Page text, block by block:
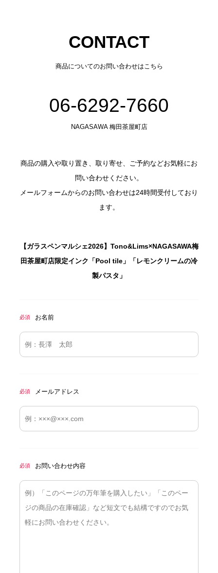
CONTACT
商品についてのお問い合わせはこちら
06-6292-7660
NAGASAWA 梅田茶屋町店
商品の購入や取り置き、取り寄せ、ご予約などお気軽にお
問い合わせください。
メールフォームからのお問い合わせは24時間受付しており
ます。
【ガラスペンマルシェ2026】Tono&Lims×NAGASAWA梅
田茶屋町店限定インク「Pool tile」「レモンクリームの冷
製パスタ」
必須 お名前
必須 メールアドレス
必須 お問い合わせ内容